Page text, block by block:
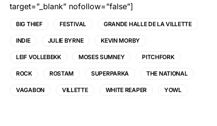
target=”_blank” nofollow=”false”]
BIG THIEF FESTIVAL GRANDE HALLE DE LA VILLETTE
INDIE JULIE BYRNE KEVIN MORBY
LEIF VOLLEBEKK MOSES SUMNEY PITCHFORK
ROCK ROSTAM SUPERPARKA THE NATIONAL
VAGABON VILLETTE WHITE REAPER YOWL